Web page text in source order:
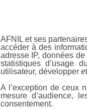
AFNIL et ses
accéder à des
adresse IP, données
statistiques d’usage
utilisateur, développer
A l’exception de ceux
mesure d’audience,
consentement.